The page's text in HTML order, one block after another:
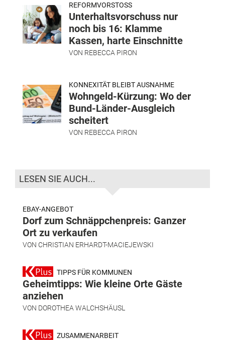
REFORMVORSTOSS
Unterhaltsvorschuss nur
noch bis 16: Klamme
Kassen, harte Einschnitte
VON REBECCA PIRON
KONNEXITÄT BLEIBT AUSNAHME
Wohngeld-Kürzung: Wo der
Bund-Länder-Ausgleich
scheitert
VON REBECCA PIRON
LESEN SIE AUCH...
EBAY-ANGEBOT
Dorf zum Schnäppchenpreis: Ganzer
Ort zu verkaufen
VON CHRISTIAN ERHARDT-MACIEJEWSKI
TIPPS FÜR KOMMUNEN
Geheimtipps: Wie kleine Orte Gäste
anziehen
VON DOROTHEA WALCHSHÄUSL
ZUSAMMENARBEIT